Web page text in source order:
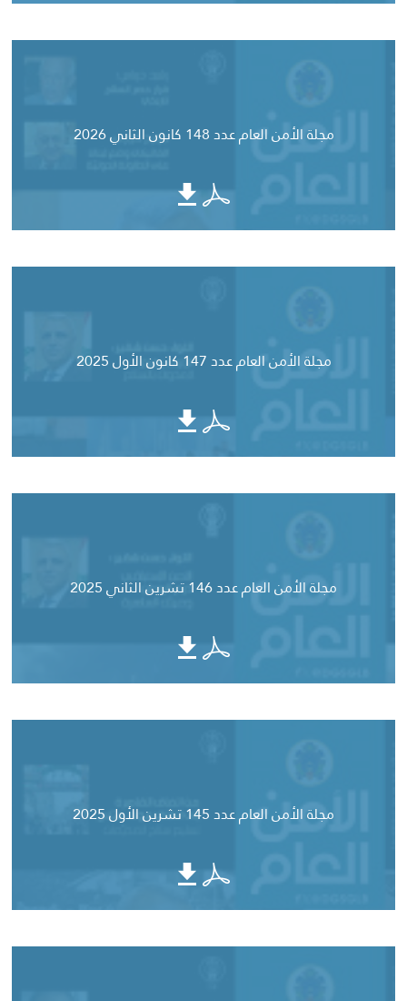
مجلة الأمن العام عدد 148 كانون الثاني 2026
مجلة الأمن العام عدد 147 كانون الأول 2025
مجلة الأمن العام عدد 146 تشرين الثاني 2025
مجلة الأمن العام عدد 145 تشرين الأول 2025